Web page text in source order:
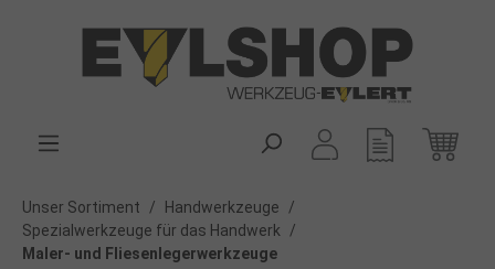
Unser Sortiment / Handwerkzeuge
/
Spezialwerkzeuge für das Handwerk
/
Maler- und Fliesenlegerwerkzeuge